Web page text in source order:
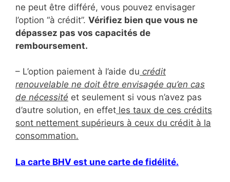
ne peut être différé, vous pouvez envisager
l’option “à crédit”. Vérifiez bien que vous ne
dépassez pas vos capacités de
remboursement.
– L’option paiement à l’aide du crédit
renouvelable ne doit être envisagée qu’en cas
de nécessité et seulement si vous n’avez pas
d’autre solution, en effet les taux de ces crédits
sont nettement supérieurs à ceux du crédit à la
consommation.
La carte BHV est une carte de fidélité.